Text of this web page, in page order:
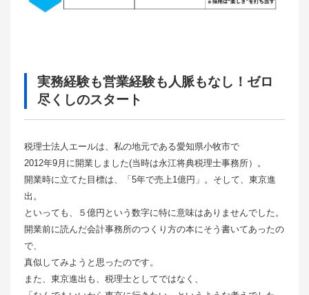
実務経験も営業経験も人脈もなし！ゼロ
尽くしのスタート
税理士法人エールは、私の地元である愛知県小牧市で
2012年9月に開業しました(当時は永江将典税理士事務所）。
開業時に立てた目標は、「5年で売上1億円」。そして、東京進
出。
といっても、５億円という数字に特に意味はありませんでした。
開業前に読んだ会計事務所のつくり方の本にそう書いてあったの
で、
真似してみようと思ったのです。
また、東京進出も、税理士としてではなく、